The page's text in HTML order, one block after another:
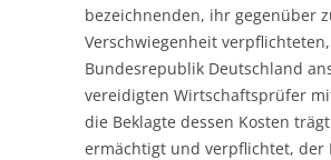
bezeichnenden, ihr gegenüber
Verschwiegenheit
Bundesrepublik Deutschland
vereidigten Wirtschaftsprüfer
die Beklagte dessen Kosten
ermächtigt und verpflichtet, der